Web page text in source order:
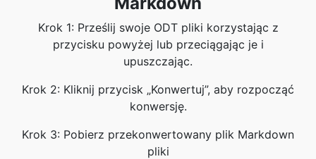
Krok 1: Prześlij swoje ODT pliki korzystając z
przycisku powyżej lub przeciągając je i
upuszczając.
Krok 2: Kliknij przycisk „Konwertuj”, aby rozpocząć
konwersję.
Krok 3: Pobierz przekonwertowany plik Markdown
pliki